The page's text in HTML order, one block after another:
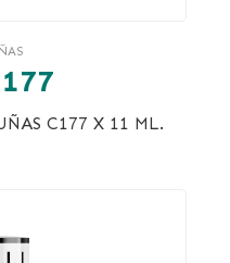
C177 X 11 ML.